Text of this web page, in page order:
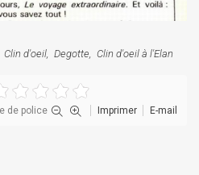
Clin d'oeil Degotte Clin d'oeil à l'Elan
de police Imprimer E-mail